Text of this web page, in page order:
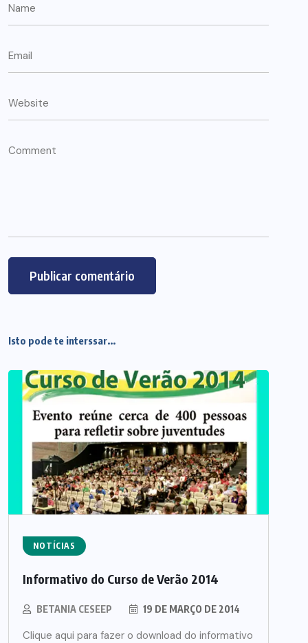
Isto pode te interssar...
NOTÍCIAS
Informativo do Curso de Verão 2014
BETANIA CESEEP 19 DE MARÇO DE 2014
Clique aqui para fazer o download do informativo